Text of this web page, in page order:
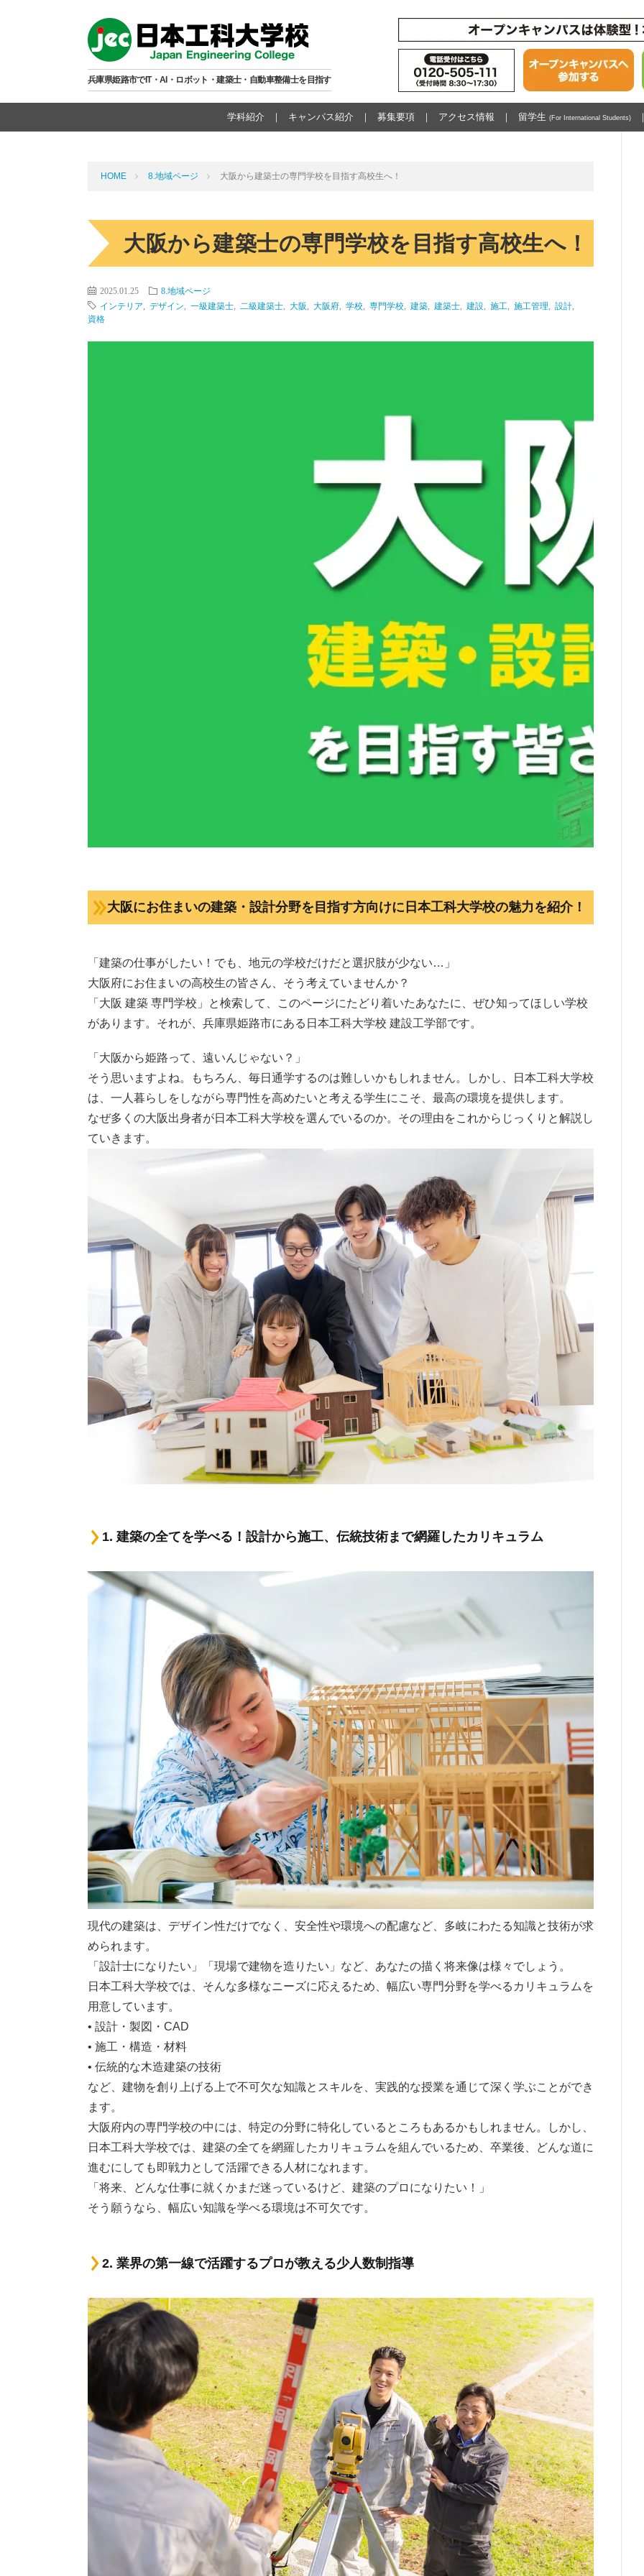
兵庫県姫路市でIT・AI・ロボット・建築士・自動車整備士を目指す
学科紹介 キャンパス紹介 募集要項 アクセス情報 留学生 (For International Students)
HOME 8.地域ページ 大阪から建築士の専門学校を目指す高校生へ！
大阪から建築士の専門学校を目指す高校生へ！
2025.01.25
8.地域ページ
インテリア
デザイン 一級建築士 二級建築士 大阪 大阪府 学校 専門学校 建築 建築士 建設 施工 施工管理 設計
資格
大阪にお住まいの建築・設計分野を目指す方向けに日本工科大学校の魅力を紹介！
「建築の仕事がしたい！でも、地元の学校だけだと選択肢が少ない…」
大阪府にお住まいの高校生の皆さん、そう考えていませんか？
「大阪 建築 専門学校」と検索して、このページにたどり着いたあなたに、ぜひ知ってほしい学校
があります。それが、兵庫県姫路市にある日本工科大学校 建設工学部です。
「大阪から姫路って、遠いんじゃない？」
そう思いますよね。もちろん、毎日通学するのは難しいかもしれません。しかし、日本工科大学校
は、一人暮らしをしながら専門性を高めたいと考える学生にこそ、最高の環境を提供します。
なぜ多くの大阪出身者が日本工科大学校を選んでいるのか。その理由をこれからじっくりと解説し
ていきます。
1. 建築の全てを学べる！設計から施工、伝統技術まで網羅したカリキュラム
現代の建築は、デザイン性だけでなく、安全性や環境への配慮など、多岐にわたる知識と技術が求
められます。
「設計士になりたい」「現場で建物を造りたい」など、あなたの描く将来像は様々でしょう。
日本工科大学校では、そんな多様なニーズに応えるため、幅広い専門分野を学べるカリキュラムを
用意しています。
• 設計・製図・CAD
• 施工・構造・材料
• 伝統的な木造建築の技術
など、建物を創り上げる上で不可欠な知識とスキルを、実践的な授業を通じて深く学ぶことができ
ます。
大阪府内の専門学校の中には、特定の分野に特化しているところもあるかもしれません。しかし、
日本工科大学校では、建築の全てを網羅したカリキュラムを組んでいるため、卒業後、どんな道に
進むにしても即戦力として活躍できる人材になれます。
「将来、どんな仕事に就くかまだ迷っているけど、建築のプロになりたい！」
そう願うなら、幅広い知識を学べる環境は不可欠です。
2. 業界の第一線で活躍するプロが教える少人数制指導